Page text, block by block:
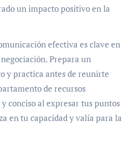
un impacto positivo en la
efectiva es clave en
Prepara un
y practica antes de reunirte
de recursos
conciso al expresar tus puntos
en tu capacidad y valía para la